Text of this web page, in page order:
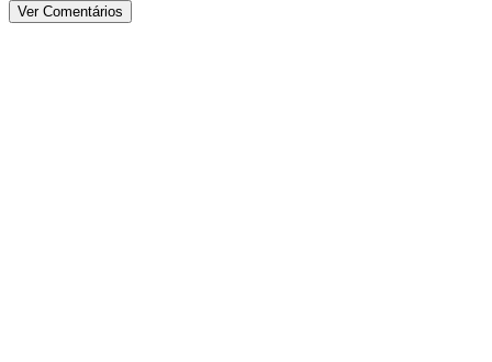
Ver Comentários